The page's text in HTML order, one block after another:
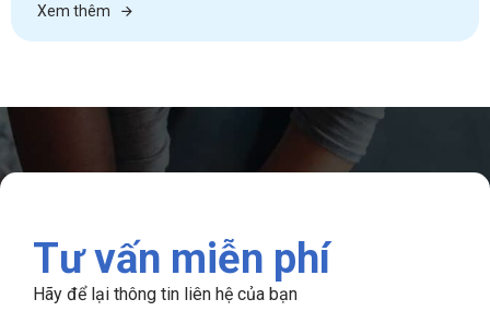
Xem thêm
Tư vấn miễn phí
Hãy để lại thông tin liên hệ của bạn